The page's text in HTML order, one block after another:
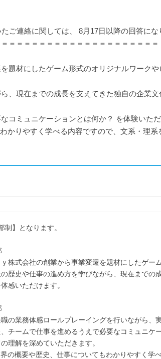
ご連絡に関しては、 8月17日以降の回答にな
＝＝＝＝＝＝＝＝＝＝＝＝＝＝＝＝＝＝＝＝
題材にしたゲーム形式のオリジナルワーク
、現在までの成長を支えてきた独自の企業
コミュニケーションとは何か？ を体験いた
かりやすく学べる内容ですので、文系・理
制】となります。
ｙ株式会社の創業から事業変遷を題材にしたゲー
の歴史や仕事の進め方を学びながら、現在までの
体感いただけます。
職の業務体感ロールプレーイングを行いながら、
、チームで仕事を進めるうえで必要なコミュニ
理解を深めていただきます。
の概要や歴史、仕事についてもわかりやすく学